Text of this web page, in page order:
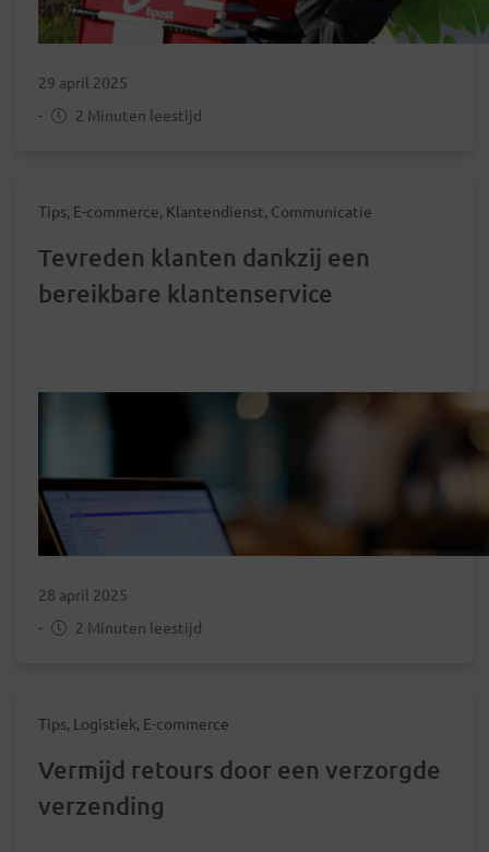
29 april 2025
-
2 Minuten leestijd
Tips, E-commerce, Klantendienst, Communicatie
Tevreden klanten dankzij een
bereikbare klantenservice
28 april 2025
-
2 Minuten leestijd
Tips, Logistiek, E-commerce
Vermijd retours door een verzorgde
verzending